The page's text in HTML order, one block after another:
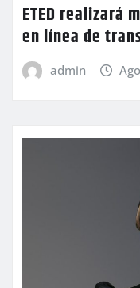
ETED realizará
en línea de
admin